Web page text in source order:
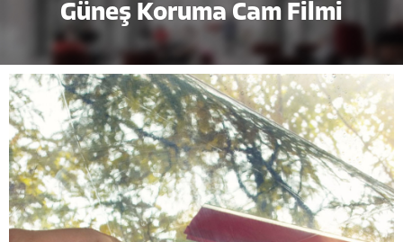
Güneş Koruma Cam Filmi